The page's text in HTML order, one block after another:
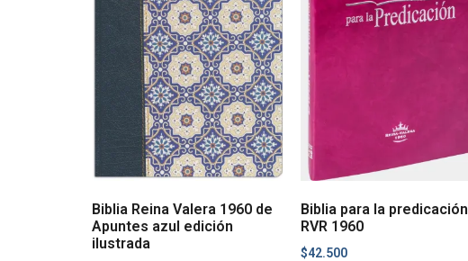
Biblia Reina Valera 1960 de
Apuntes azul edición
ilustrada
Biblia para la predicación
RVR 1960
$42.500